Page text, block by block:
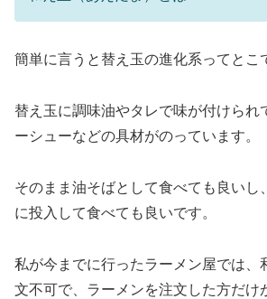
簡単に言うと替え玉の進化系ってとこ
替え玉に調味油やタレで味が付けられ
ーシューなどの具材がのっています。
そのまま油そばとして食べても良いし
に投入して食べても良いです。
私が今までに行ったラーメン屋では、
文不可で、ラーメンを注文した方だけ